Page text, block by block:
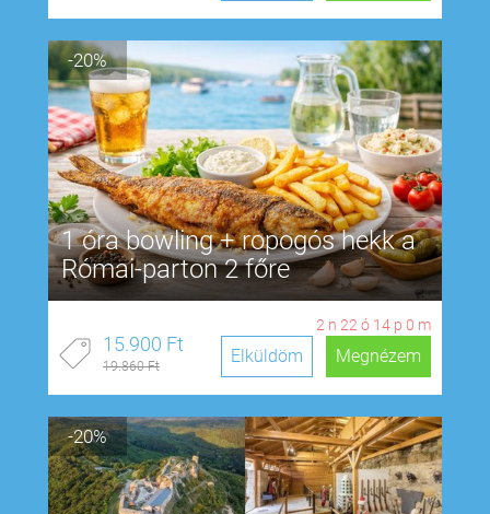
-20%
1 óra bowling + ropogós hekk a
Római-parton 2 főre
2n 22ó 13p 59 m
15.900 Ft
19.860 Ft Megnézem
Elküldöm
-20%